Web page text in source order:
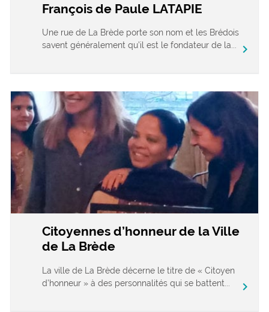
François de Paule LATAPIE
Une rue de La Brède porte son nom et les Brédois
savent généralement qu’il est le fondateur de la...
chevron_right
Citoyennes d’honneur de la Ville
de La Brède
La ville de La Brède décerne le titre de « Citoyen
d’honneur » à des personnalités qui se battent...
chevron_right